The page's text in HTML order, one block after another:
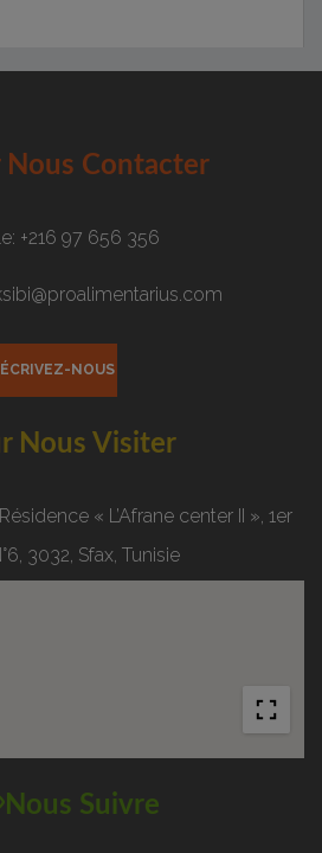
Nous Contacter
+216 97 656 356
ÉCRIVEZ-NOUS
Nous Visiter
« L’Afrane center II », 1er
3032, Sfax, Tunisie
Nous Suivre